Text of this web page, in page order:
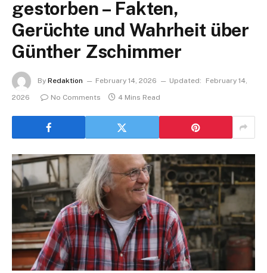
gestorben – Fakten,
Gerüchte und Wahrheit über
Günther Zschimmer
By Redaktion February 14, 2026 Updated:
February 14,
2026
No Comments 4 Mins Read